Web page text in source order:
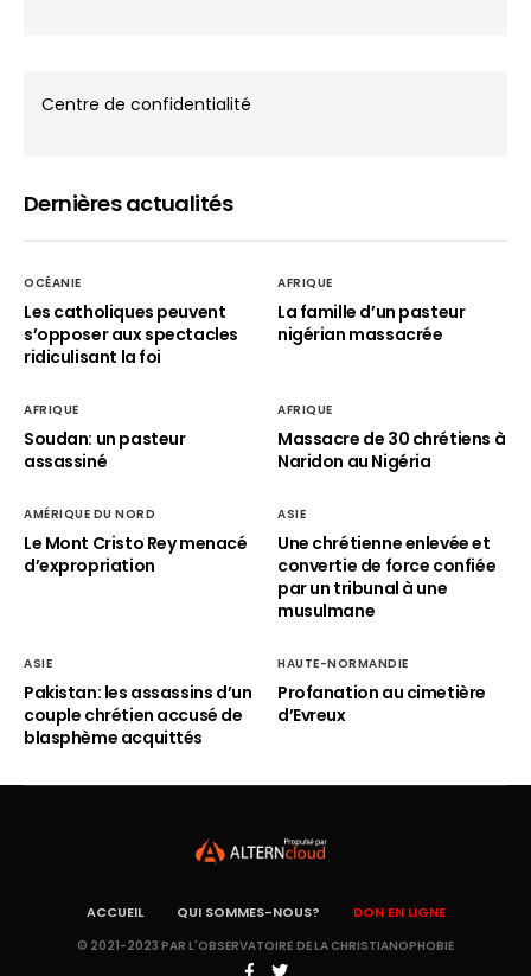
Centre de confidentialité
Dernières actualités
OCÉANIE
Les catholiques peuvent
s’opposer aux spectacles
ridiculisant la foi
AFRIQUE
La famille d’un pasteur
nigérian massacrée
AFRIQUE
Soudan: un pasteur
assassiné
AFRIQUE
Massacre de 30 chrétiens à
Naridon au Nigéria
AMÉRIQUE DU NORD
Le Mont Cristo Rey menacé
d’expropriation
ASIE
Une chrétienne enlevée et
convertie de force confiée
par un tribunal à une
musulmane
ASIE
Pakistan: les assassins d’un
couple chrétien accusé de
blasphème acquittés
HAUTE-NORMANDIE
Profanation au cimetière
d’Evreux
ACCUEIL QUI SOMMES-NOUS? DON EN LIGNE
© 2021-2023 PAR L'OBSERVATOIRE DE LA CHRISTIANOPHOBIE